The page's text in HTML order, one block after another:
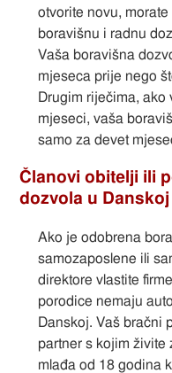
otvorite novu,
boravišnu i radnu
Vaša boravišna
mjeseca prije nego
Drugim riječima,
mjeseci, vaša
samo za devet
Članovi obitelji ili
dozvola u Danskoj
Ako je odobrena
samozaposlene ili
direktore vlastite
porodice nemaju
Danskoj. Vaš bračni
partner s kojim živite
mlađa od 18 godina